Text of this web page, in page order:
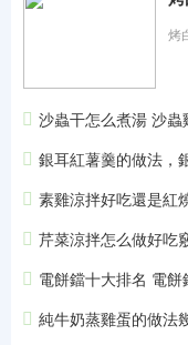
烤
沙蟲干怎么煮湯 沙
銀耳紅薯羹的做法，銀耳
素雞涼拌好吃還是紅
芹菜涼拌怎么做好吃
電餅鐺十大排名 電
純牛奶蒸雞蛋的做法